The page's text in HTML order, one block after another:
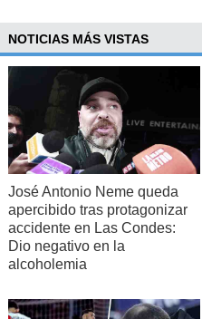
NOTICIAS MÁS VISTAS
José Antonio Neme queda
apercibido tras protagonizar
accidente en Las Condes:
Dio negativo en la
alcoholemia